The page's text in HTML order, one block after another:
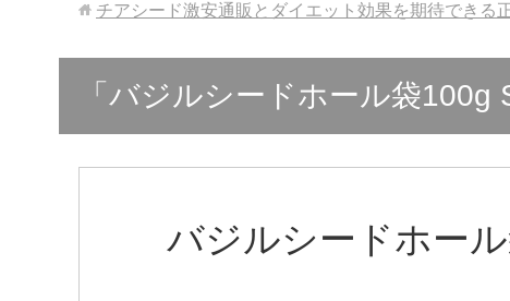
チアシード激安通販とダイエット効果を期待できる
「バジルシードホール袋
バジルシードホー